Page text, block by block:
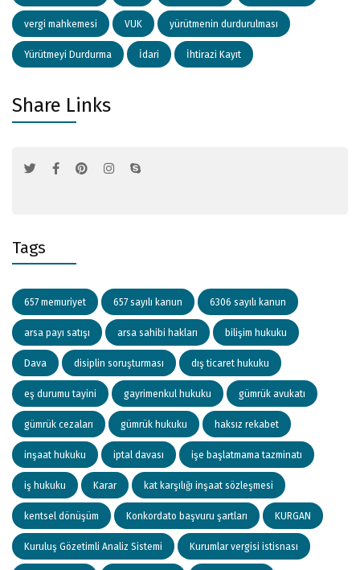
vergi mahkemesi VUK yürütmenin durdurulması
Yürütmeyi Durdurma İdari İhtirazi Kayıt
Share Links
Tags
657 memuriyet 657 sayılı kanun 6306 sayılı kanun
arsa payı satışı arsa sahibi hakları bilişim hukuku
Dava disiplin soruşturması dış ticaret hukuku
eş durumu tayini gayrimenkul hukuku gümrük avukatı
gümrük cezaları gümrük hukuku haksız rekabet
inşaat hukuku iptal davası işe başlatmama tazminatı
iş hukuku Karar kat karşılığı inşaat sözleşmesi
kentsel dönüşüm Konkordato başvuru şartları KURGAN
Kuruluş Gözetimli Analiz Sistemi Kurumlar vergisi istisnası